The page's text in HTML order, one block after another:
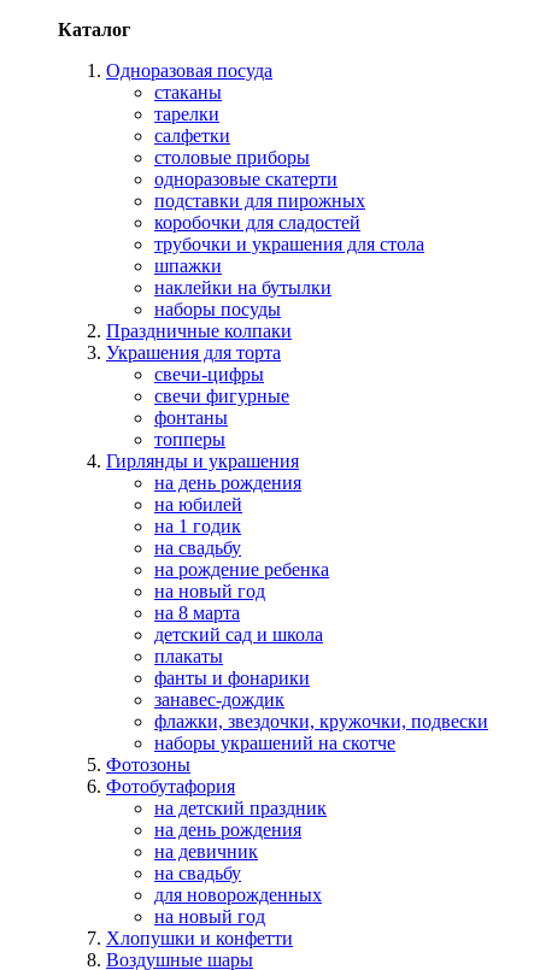
Каталог
Одноразовая посуда
стаканы
тарелки
салфетки
столовые приборы
одноразовые скатерти
подставки для пирожных
коробочки для сладостей
трубочки и украшения для стола
шпажки
наклейки на бутылки
наборы посуды
Праздничные колпаки
Украшения для торта
свечи-цифры
свечи фигурные
фонтаны
топперы
Гирлянды и украшения
на день рождения
на юбилей
на 1 годик
на свадьбу
на рождение ребенка
на новый год
на 8 марта
детский сад и школа
плакаты
фанты и фонарики
занавес-дождик
флажки, звездочки, кружочки, подвески
наборы украшений на скотче
Фотозоны
Фотобутафория
на детский праздник
на день рождения
на девичник
на свадьбу
для новорожденных
на новый год
Хлопушки и конфетти
Воздушные шары